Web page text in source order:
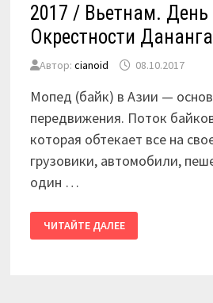
2017 / Вьетнам. День
Окрестности Дананга
Автор: cianoid 08.10.2017
Мопед (байк) в Азии —
передвижения. Поток
которая обтекает все на
грузовики, автомобили,
один …
2017
/
ВЬЕТНАМ.
ЧИТАЙТЕ ДАЛЕЕ